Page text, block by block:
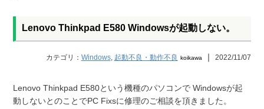
Lenovo Thinkpad E580 Windowsが起動しない。
カテゴリ： Windows, 起動不良・動作不良 koikawa ｜ 2022/11/07
Lenovo Thinkpad E580という機種のパソコンで Windowsが起
動しないとのことでPC Fixsに修理のご相談を頂きました。